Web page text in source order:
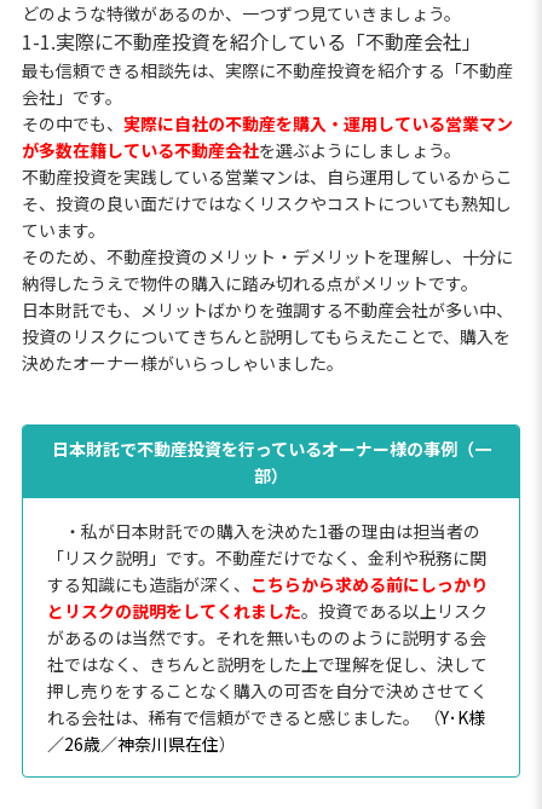
どのような特徴があるのか、一つずつ見ていきましょう。
1-1.実際に不動産投資を紹介している「不動産会社」
最も信頼できる相談先は、実際に不動産投資を紹介する「不動産
会社」です。
その中でも、 実際に自社の不動産を購入・運用している営業マン
が多数在籍している不動産会社を選ぶようにしましょう。
不動産投資を実践している営業マンは、自ら運用しているからこ
そ、投資の良い面だけではなくリスクやコストについても熟知し
ています。
そのため、不動産投資のメリット・デメリットを理解し、十分に
納得したうえで物件の購入に踏み切れる点がメリットです。
日本財託でも、メリットばかりを強調する不動産会社が多い中、
投資のリスクについてきちんと説明してもらえたことで、購入を
決めたオーナー様がいらっしゃいました。
日本財託で不動産投資を行っているオーナー様の事例（一
部）
・私が日本財託での購入を決めた1番の理由は担当者の
「リスク説明」です。不動産だけでなく、金利や税務に関
する知識にも造詣が深く、 こちらから求める前にしっかり
とリスクの説明をしてくれました。投資である以上リスク
があるのは当然です。それを無いもののように説明する会
社ではなく、きちんと説明をした上で理解を促し、決して
押し売りをすることなく購入の可否を自分で決めさせてく
れる会社は、稀有で信頼ができると感じました。 （Y･K様
／26歳／神奈川県在住）